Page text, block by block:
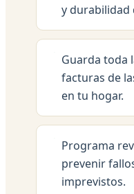
y durabilidad
Guarda toda
facturas de
en tu hogar.
Programa
prevenir
imprevistos.